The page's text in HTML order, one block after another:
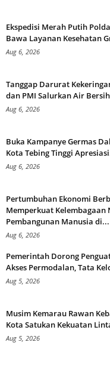
Ekspedisi Merah Putih
Bawa Layanan Kesehatan
Aug 6, 2026
Tanggap Darurat
dan PMI Salurkan Air
Aug 6, 2026
Buka Kampanye Germas
Kota Tebing Tinggi
Aug 6, 2026
Pertumbuhan Ekonomi
Memperkuat Kelembagaan
Pembangunan Manusia di...
Aug 6, 2026
Pemerintah Dorong
Akses Permodalan, Tata
Aug 5, 2026
Musim Kemarau Rawan
Kota Satukan Kekuatan
Aug 5, 2026